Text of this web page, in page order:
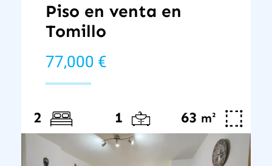
Piso en venta en
Tomillo
77,000 €
2 1 63 m²